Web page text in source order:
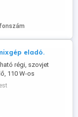
mpl
36 50
eladó.
régi, szovjet
110 W-os
vagy
átvétellel a 11.